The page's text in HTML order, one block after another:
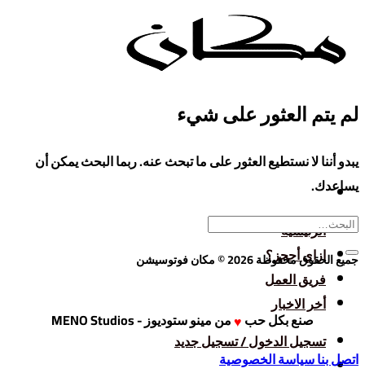
للمحتوى
الرئيسية
ازاي أحجز؟
فريق العمل
أخر الاخبار
تسجيل الدخول / تسجيل جديد
لم يتم العثور على شيء
يبدو أننا لا نستطيع العثور على ما تبحث عنه. ربما البحث يمكن أن
يساعدك.
جميع الحقوق محفوظة 2026 © مكان فوتوسيشن
صنع بكل حب♥منمينو ستوديوز - MENO Studios
اتصل بناسياسة الخصوصية